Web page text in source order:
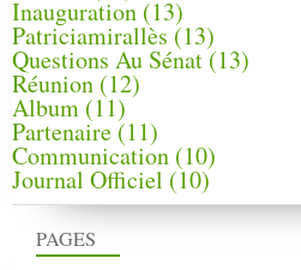
PAGES
Inauguration (13)
Patriciamirallès (13)
Questions Au Sénat(13)
Réunion (12)
Album (11)
Partenaire(11)
Communication (10)
Journal Officiel (10)